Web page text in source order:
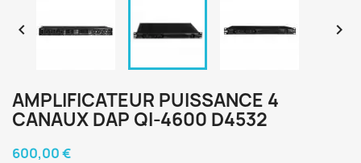
 
AMPLIFICATEUR PUISSANCE 4
CANAUX DAP QI-4600 D4532
600,00 €